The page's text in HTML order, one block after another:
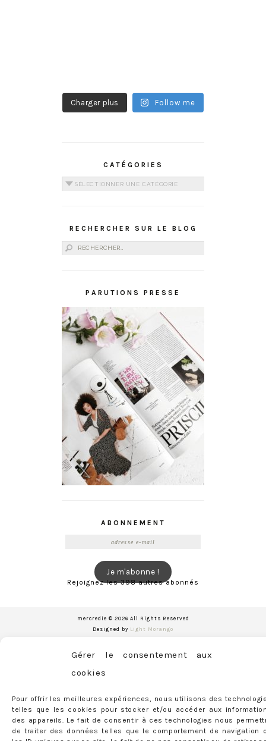
Gérer le consentement aux
cookies
Pour offrir les meilleures expériences, nous utilisons des
telles que les cookies pour stocker et/ou accéder aux
des appareils. Le fait de consentir à ces technologies nous
de traiter des données telles que le comportement de navigation
Charger plus Follow me
CATÉGORIES
Catégories
RECHERCHER SUR LE BLOG
Rechercher :
PARUTIONS PRESSE
ABONNEMENT
Je m'abonne !
Rejoignez les 398 autres abonnés
mercredie © 2026 All Rights Reserved
Designed by Light Morango